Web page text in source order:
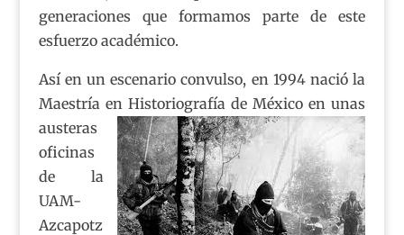
generaciones que formamos parte de este
esfuerzo académico.
Así en un escenario convulso, en 1994 nació la
Maestría en Historiografía de México en unas
austeras
oficinas
de la
UAM-
Azcapotz